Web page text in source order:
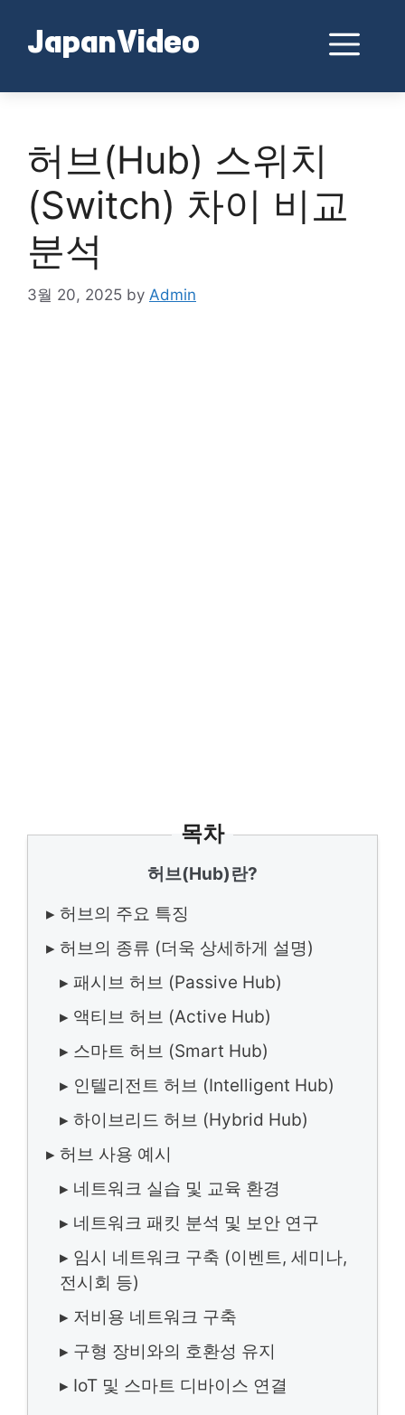
contentJapanVideo
허브(Hub) 스위치
(Switch) 차이 비교
분석
3월 20, 2025 by Admin
목차
허브(Hub)란?
▸ 허브의 주요 특징
▸ 허브의 종류 (더욱 상세하게 설명)
▸ 패시브 허브 (Passive Hub)
▸ 액티브 허브 (Active Hub)
▸ 스마트 허브 (Smart Hub)
▸ 인텔리전트 허브 (Intelligent Hub)
▸ 하이브리드 허브 (Hybrid Hub)
▸ 허브 사용 예시
▸ 네트워크 실습 및 교육 환경
▸ 네트워크 패킷 분석 및 보안 연구
▸ 임시 네트워크 구축 (이벤트, 세미나,
전시회 등)
▸ 저비용 네트워크 구축
▸ 구형 장비와의 호환성 유지
▸ IoT 및 스마트 디바이스 연결